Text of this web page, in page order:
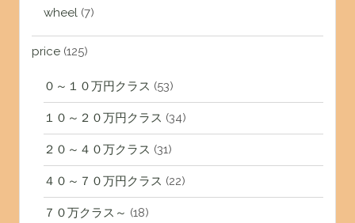
wheel(7)
price(125)
０～１０万円クラス (53)
１０～２０万円クラス (34)
２０～４０万クラス (31)
４０～７０万円クラス (22)
７０万クラス～ (18)